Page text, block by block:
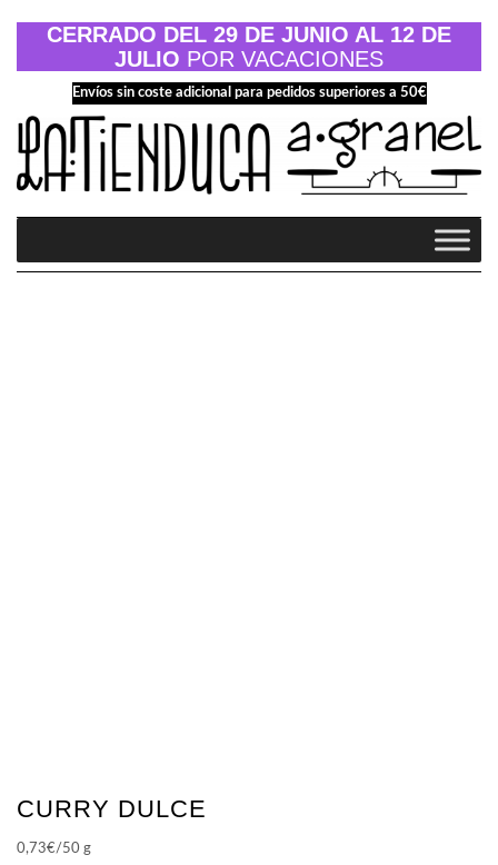
CERRADO DEL 29 DE JUNIO AL 12 DE
JULIO POR VACACIONES
Envíos sin coste adicional para pedidos superiores a 50€
CURRY DULCE
0,73€/50 g